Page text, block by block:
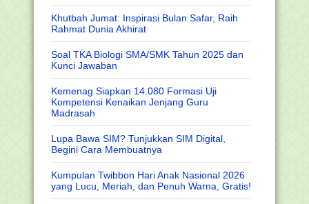
Khutbah Jumat: Inspirasi Bulan Safar, Raih
Rahmat Dunia Akhirat
Soal TKA Biologi SMA/SMK Tahun 2025 dan
Kunci Jawaban
Kemenag Siapkan 14.080 Formasi Uji
Kompetensi Kenaikan Jenjang Guru
Madrasah
Lupa Bawa SIM? Tunjukkan SIM Digital,
Begini Cara Membuatnya
Kumpulan Twibbon Hari Anak Nasional 2026
yang Lucu, Meriah, dan Penuh Warna, Gratis!